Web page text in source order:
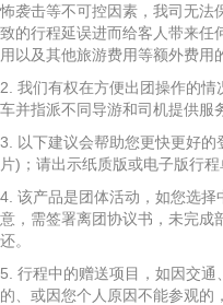
怖袭击等不可控因素，我司无法
致的行程延误进而给客人带来任
用以及其他旅游费用等额外费用
2. 我们有权在方便出团操作的
车并指派不同导游和司机提供服
3. 以下建议会帮助您更快更好
片)；请出示纸质版或电子版行程
4. 该产品是团体活动，如您选择
意，需签署离团协议书，未完成
还。
5. 行程中的赠送项目，如因交
的、或因您个人原因不能参观的